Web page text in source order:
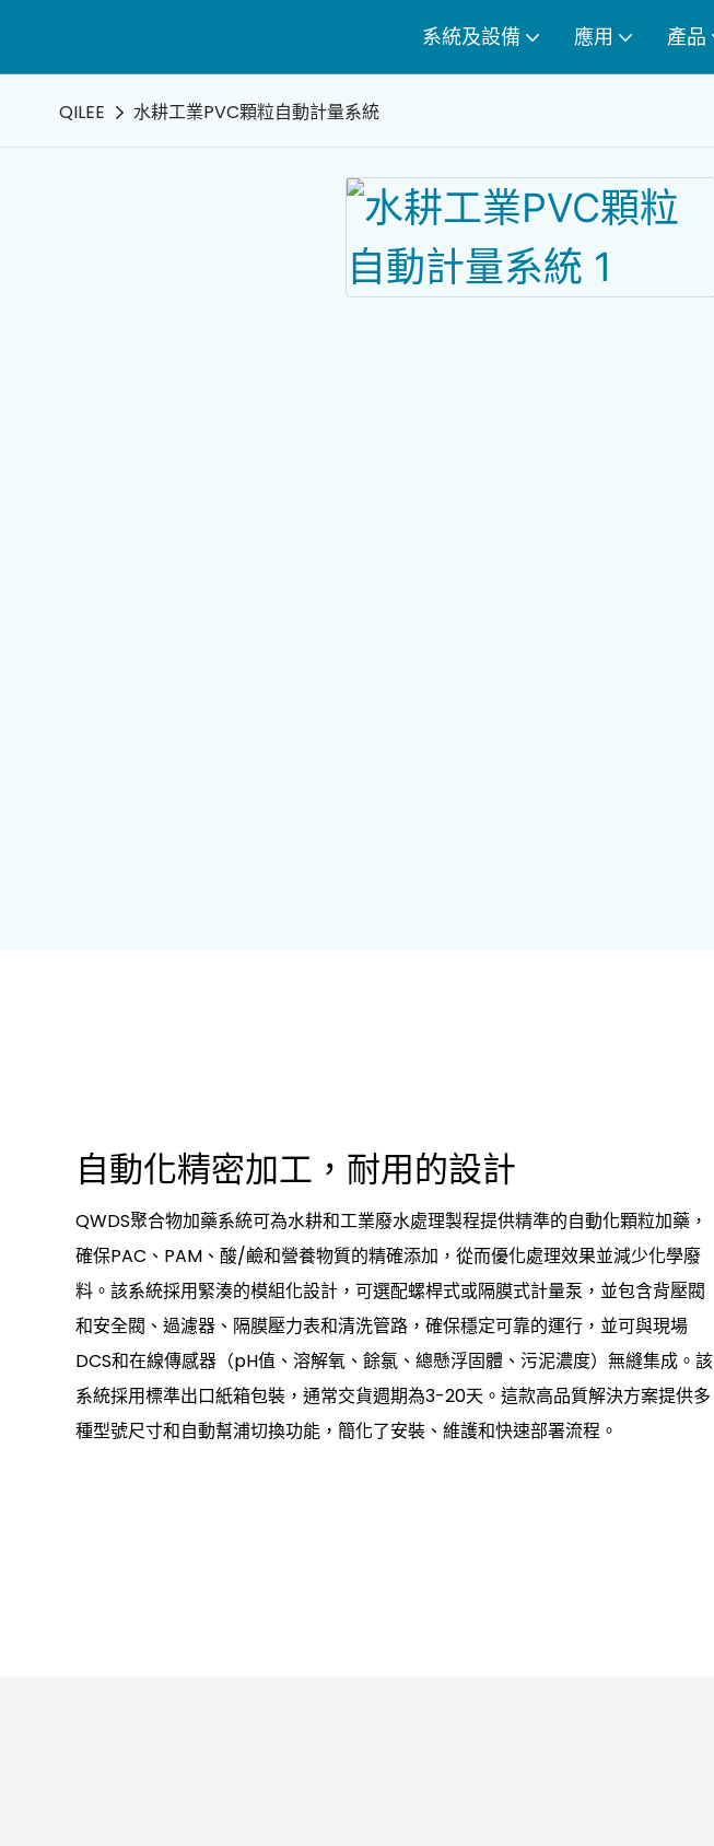
系統及設備 應用 產品
QILEE 水耕工業PVC顆粒自動計量系統
自動化精密加工，耐用的設計
QWDS聚合物加藥系統可為水耕和工業廢水處理製程提供精準的自動化顆粒加藥，
確保PAC、PAM、酸/鹼和營養物質的精確添加，從而優化處理效果並減少化學廢
料。該系統採用緊湊的模組化設計，可選配螺桿式或隔膜式計量泵，並包含背壓閥
和安全閥、過濾器、隔膜壓力表和清洗管路，確保穩定可靠的運行，並可與現場
DCS和在線傳感器（pH值、溶解氧、餘氯、總懸浮固體、污泥濃度）無縫集成。該
系統採用標準出口紙箱包裝，通常交貨週期為3-20天。這款高品質解決方案提供多
種型號尺寸和自動幫浦切換功能，簡化了安裝、維護和快速部署流程。